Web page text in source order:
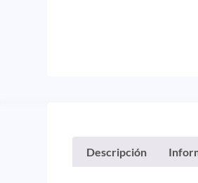
Descripción